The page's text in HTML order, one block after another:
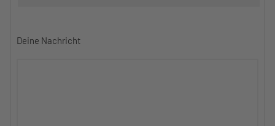
Deine Nachricht